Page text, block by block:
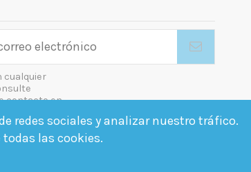
cualquier
contacto en
generales y la política de confidencialidad
redes sociales y analizar nuestro tráfico.
las cookies.